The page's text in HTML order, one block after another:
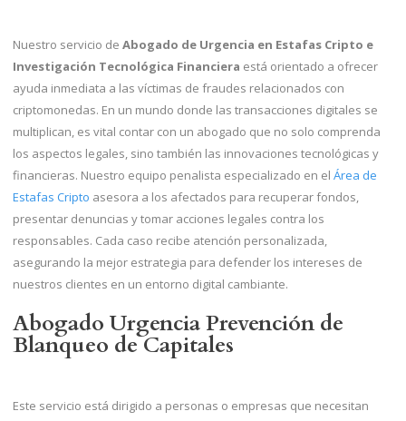
Nuestro servicio de Abogado de Urgencia en Estafas Cripto e
Investigación Tecnológica Financiera está orientado a ofrecer
ayuda inmediata a las víctimas de fraudes relacionados con
criptomonedas. En un mundo donde las transacciones digitales se
multiplican, es vital contar con un abogado que no solo comprenda
los aspectos legales, sino también las innovaciones tecnológicas y
financieras. Nuestro equipo penalista especializado en el Área de
Estafas Cripto asesora a los afectados para recuperar fondos,
presentar denuncias y tomar acciones legales contra los
responsables. Cada caso recibe atención personalizada,
asegurando la mejor estrategia para defender los intereses de
nuestros clientes en un entorno digital cambiante.
Abogado Urgencia Prevención de
Blanqueo de Capitales
Este servicio está dirigido a personas o empresas que necesitan